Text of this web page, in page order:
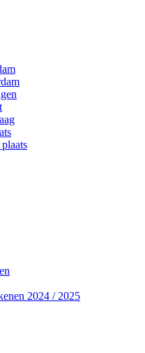
2024 / 2025